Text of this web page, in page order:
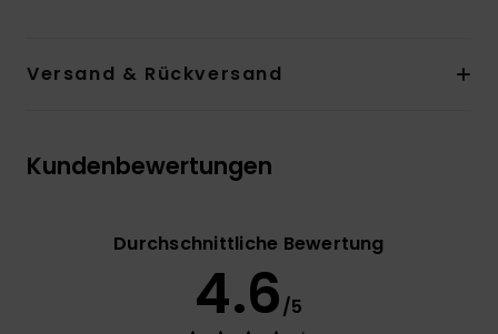
Versand & Rückversand
Kundenbewertungen
Durchschnittliche Bewertung
4.6/5